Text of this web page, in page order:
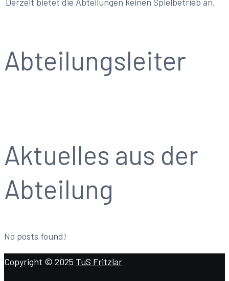
Abteilungsleiter
Aktuelles aus der
Abteilung
No posts found!
Copyright © 2025 TuS Fritzlar